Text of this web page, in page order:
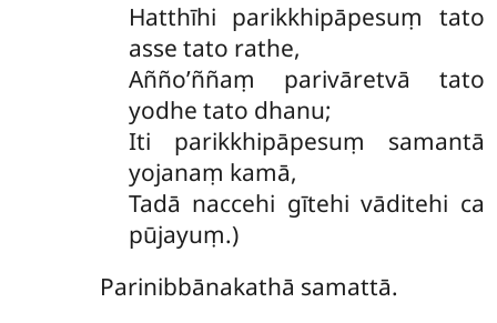
Hatthīhi parikkhipāpesuṃ tato
asse tato rathe,
Añño’ññaṃ parivāretvā tato
yodhe tato dhanu;
Iti parikkhipāpesuṃ samantā
yojanaṃ kamā,
Tadā naccehi gītehi vāditehi ca
pūjayuṃ.)
Parinibbānakathā samattā.